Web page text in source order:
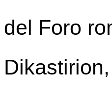
del Foro